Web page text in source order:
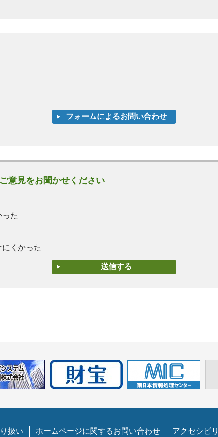
意見をお聞かせください
った
くかった
扱い ホームページに関するお問い合わせ アクセシビ